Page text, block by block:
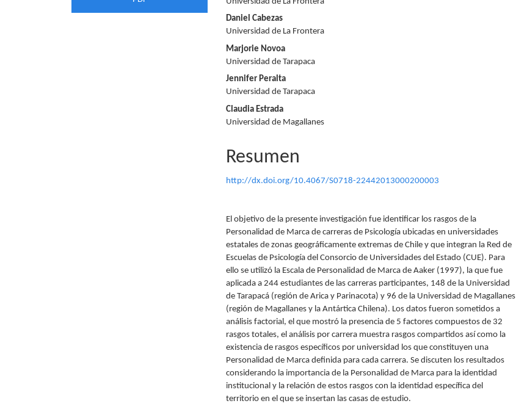
lateral
principal
del
artículo
Daniel Cabezas
Universidad de La Frontera
Marjorie Novoa
Universidad de Tarapaca
Jennifer Peralta
Universidad de Tarapaca
Claudia Estrada
Universidad de Magallanes
Resumen
http://dx.doi.org/10.4067/S0718-22442013000200003
El objetivo de la presente investigación fue identificar los rasgos de la
Personalidad de Marca de carreras de Psicología ubicadas en universidades
estatales de zonas geográficamente extremas de Chile y que integran la Red de
Escuelas de Psicología del Consorcio de Universidades del Estado (CUE). Para
ello se utilizó la Escala de Personalidad de Marca de Aaker (1997), la que fue
aplicada a 244 estudiantes de las carreras participantes, 148 de la Universidad
de Tarapacá (región de Arica y Parinacota) y 96 de la Universidad de Magallanes
(región de Magallanes y la Antártica Chilena). Los datos fueron sometidos a
análisis factorial, el que mostró la presencia de 5 factores compuestos de 32
rasgos totales, el análisis por carrera muestra rasgos compartidos así como la
existencia de rasgos específicos por universidad los que constituyen una
Personalidad de Marca definida para cada carrera. Se discuten los resultados
considerando la importancia de la Personalidad de Marca para la identidad
institucional y la relación de estos rasgos con la identidad específica del
territorio en el que se insertan las casas de estudio.